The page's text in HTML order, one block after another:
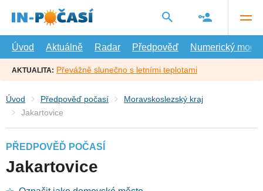
hlavní
Úvod
Aktuálně Radar Předpověď Numerický model
AKTUALITA: Převážně slunečno s letními teplotami
Úvod Předpověď počasí
Moravskoslezský kraj
Jakartovice
PŘEDPOVĚĎ POČASÍ
Jakartovice